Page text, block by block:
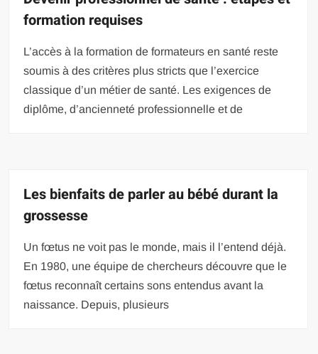
formation requises
L’accès à la formation de formateurs en santé reste
soumis à des critères plus stricts que l’exercice
classique d’un métier de santé. Les exigences de
diplôme, d’ancienneté professionnelle et de
Les bienfaits de parler au bébé durant la
grossesse
Un fœtus ne voit pas le monde, mais il l’entend déjà.
En 1980, une équipe de chercheurs découvre que le
fœtus reconnaît certains sons entendus avant la
naissance. Depuis, plusieurs